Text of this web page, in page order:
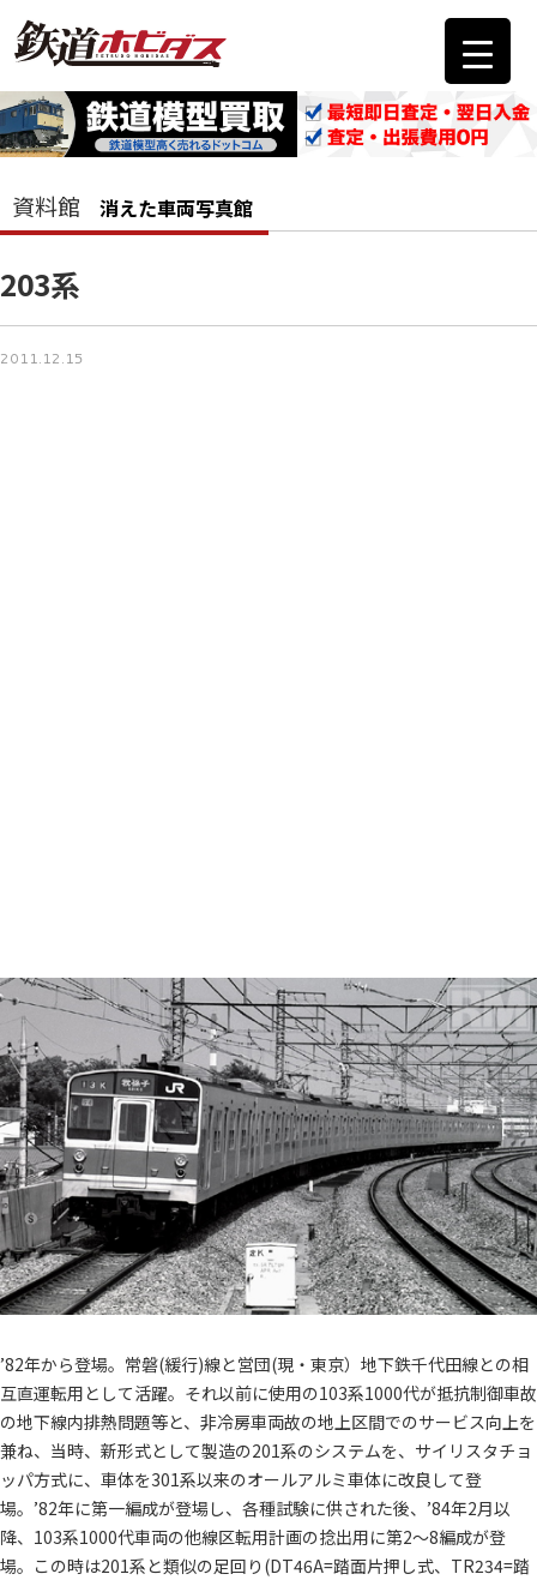
資料館 消えた車両写真館
203系
2011.12.15
’82年から登場。常磐(緩行)線と営団(現・東京）地下鉄千代田線との相
互直運転用として活躍。それ以前に使用の103系1000代が抵抗制御車故
の地下線内排熱問題等と、非冷房車両故の地上区間でのサービス向上を
兼ね、当時、新形式として製造の201系のシステムを、サイリスタチョ
ッパ方式に、車体を301系以来のオールアルミ車体に改良して登
場。’82年に第一編成が登場し、各種試験に供された後、’84年2月以
降、103系1000代車両の他線区転用計画の捻出用に第2～8編成が登
場。この時は201系と類似の足回り(DT46A=踏面片押し式、TR234=踏